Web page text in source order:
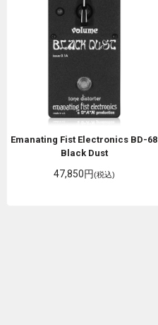
Emanating Fist Electronics BD-68
Black Dust
47,850円(税込)